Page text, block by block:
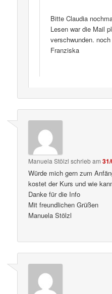
Bitte Claudia
Lesen war die Mail
verschwunden.
Franziska
Manuela Stölzl schriebam
Würde mich gern zum
kostet der Kurs und wie
Danke für die Info
Mit freundlichen Grüßen
Manuela Stölzl